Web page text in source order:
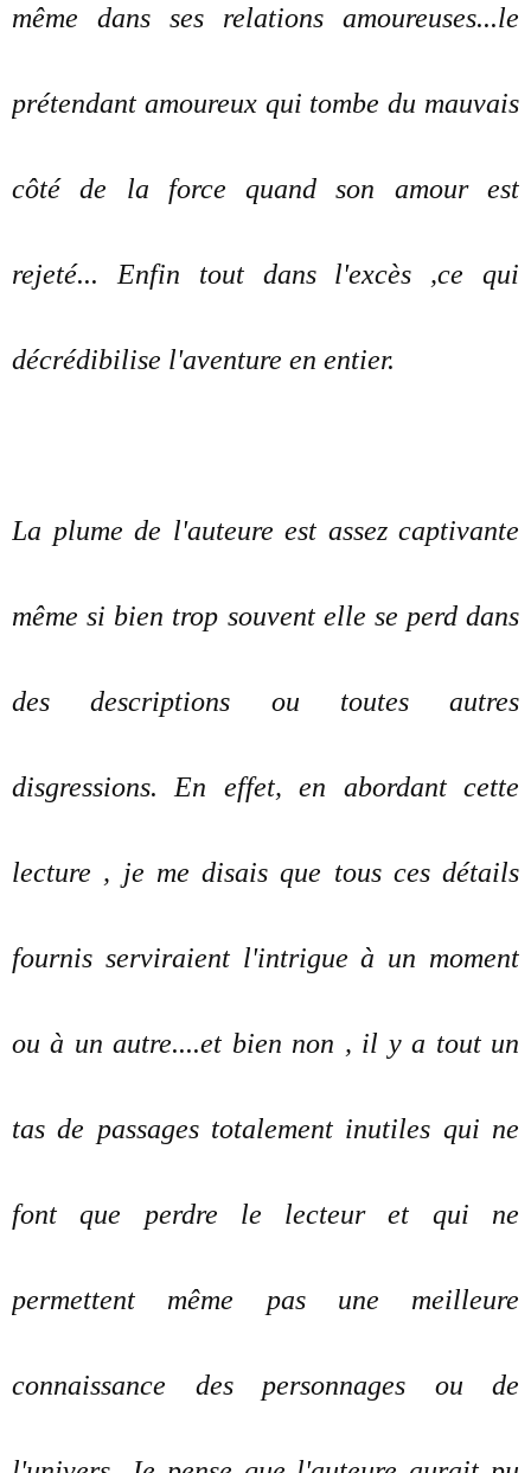
même dans ses relations amoureuses...le
prétendant amoureux qui tombe du mauvais
côté de la force quand son amour est
rejeté... Enfin tout dans l'excès ,ce qui
décrédibilise l'aventure en entier.
La plume de l'auteure est assez captivante
même si bien trop souvent elle se perd dans
des descriptions ou toutes autres
disgressions. En effet, en abordant cette
lecture , je me disais que tous ces détails
fournis serviraient l'intrigue à un moment
ou à un autre....et bien non , il y a tout un
tas de passages totalement inutiles qui ne
font que perdre le lecteur et qui ne
permettent même pas une meilleure
connaissance des personnages ou de